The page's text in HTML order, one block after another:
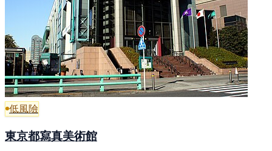
低風險
東京都寫真美術館